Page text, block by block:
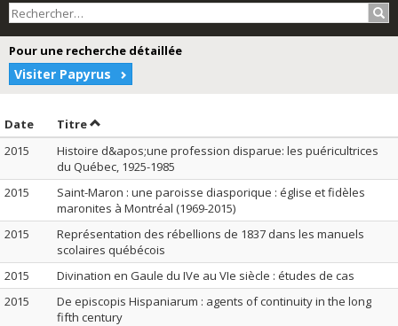
Pour une recherche détaillée
Visiter Papyrus
Date Trier par date en ordre décroissant
TitreTrier par titre en ordre décroissant
2015
Histoire d&apos;une profession disparue: les puéricultrices
du Québec, 1925-1985
2015
Saint-Maron : une paroisse diasporique : église et fidèles
maronites à Montréal (1969-2015)
2015
Représentation des rébellions de 1837 dans les manuels
scolaires québécois
2015
Divination en Gaule du IVe au VIe siècle : études de cas
2015
De episcopis Hispaniarum : agents of continuity in the long
fifth century